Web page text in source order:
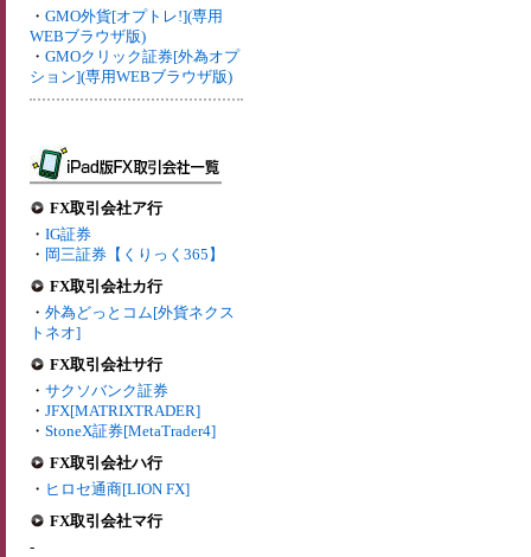
・ GMO外貨[オプトレ!](専用
WEBブラウザ版)
・ GMOクリック証券[外為オプ
ション](専用WEBブラウザ版)
FX取引会社ア行
・ IG証券
・ 岡三証券【くりっく365】
FX取引会社カ行
・ 外為どっとコム[外貨ネクス
トネオ]
FX取引会社サ行
・ サクソバンク証券
・ JFX[MATRIXTRADER]
・ StoneX証券[MetaTrader4]
FX取引会社ハ行
・ ヒロセ通商[LION FX]
FX取引会社マ行
-